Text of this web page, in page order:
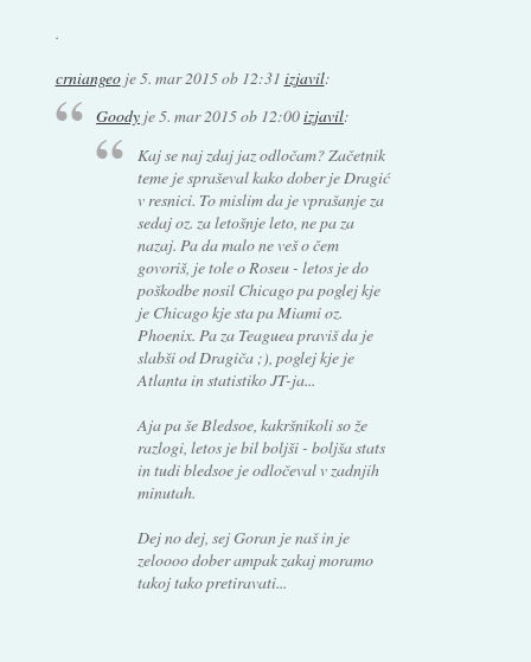
.
crniangeoje5. mar 2015 ob 12:31 izjavil:
Goody je5. mar 2015 ob 12:00izjavil:
Kaj se naj zdaj jaz odločam? Začetnik
teme je spraševal kako dober je Dragić
v resnici. To mislim da je vprašanje za
sedaj oz. za letošnje leto, ne pa za
nazaj. Pa da malo ne veš o čem
govoriš, je tole o Roseu - letos je do
poškodbe nosil Chicago pa poglej kje
je Chicago kje sta pa Miami oz.
Phoenix. Pa za Teaguea praviš da je
slabši od Dragiča ;), poglej kje je
Atlanta in statistiko JT-ja...
Aja pa še Bledsoe, kakršnikoli so že
razlogi, letos je bil boljši - boljša stats
in tudi bledsoe je odločeval v zadnjih
minutah.
Dej no dej, sej Goran je naš in je
zeloooo dober ampak zakaj moramo
takoj tako pretiravati...